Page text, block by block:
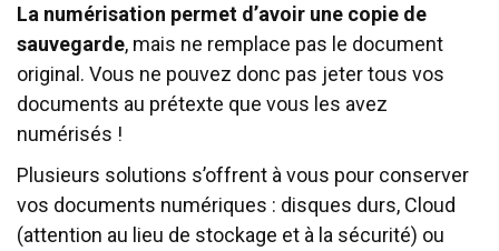
La numérisation permet d’avoir une copie de
sauvegarde, mais ne remplace pas le document
original. Vous ne pouvez donc pas jeter tous vos
documents au prétexte que vous les avez
numérisés !
Plusieurs solutions s’offrent à vous pour conserver
vos documents numériques : disques durs, Cloud
(attention au lieu de stockage et à la sécurité) ou